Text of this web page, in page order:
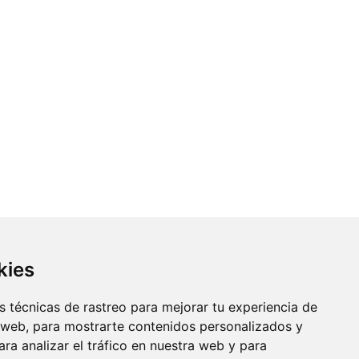
técnicas de rastreo para mejorar tu experiencia de
para mostrarte contenidos personalizados y
analizar el tráfico en nuestra web y para